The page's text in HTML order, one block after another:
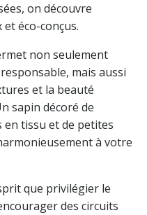
on découvre
éco-conçus.
non seulement
mais aussi
et la beauté
sapin décoré de
en tissu et de petites
à votre
que privilégier le
des circuits